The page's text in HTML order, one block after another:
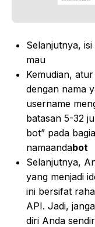
Selanjutnya, isi
mau
Kemudian, atur
dengan nama
username
batasan 5-32
bot” pada
namaandabot
Selanjutnya,
yang menjadi
ini bersifat
API. Jadi,
diri Anda